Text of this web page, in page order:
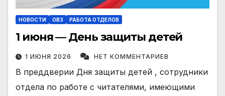
НОВОСТИ ОВЗ РАБОТА ОТДЕЛОВ
1 июня — День защиты детей
1 ИЮНЯ 2026 НЕТ КОММЕНТАРИЕВ
В преддверии Дня защиты детей , сотрудники
отдела по работе с читателями, имеющими